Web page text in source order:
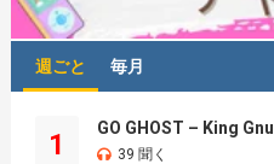
週ごと 毎月
1
GO GHOST – King Gnu
39 聞く